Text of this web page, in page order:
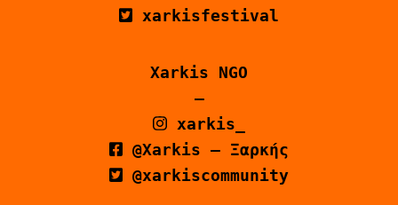
xarkisfestival
Xarkis NGO
–
xarkis_
@Xarkis – Ξαρκής
@xarkiscommunity